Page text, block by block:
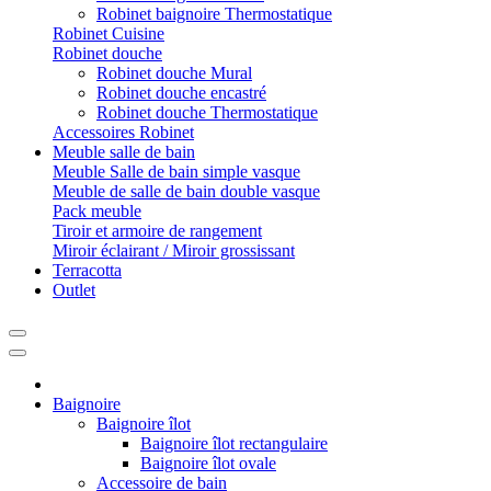
Robinet baignoire Thermostatique
Robinet Cuisine
Robinet douche
Robinet douche Mural
Robinet douche encastré
Robinet douche Thermostatique
Accessoires Robinet
Meuble salle de bain
Meuble Salle de bain simple vasque
Meuble de salle de bain double vasque
Pack meuble
Tiroir et armoire de rangement
Miroir éclairant / Miroir grossissant
Terracotta
Outlet
Baignoire
Baignoire îlot
Baignoire îlot rectangulaire
Baignoire îlot ovale
Accessoire de bain